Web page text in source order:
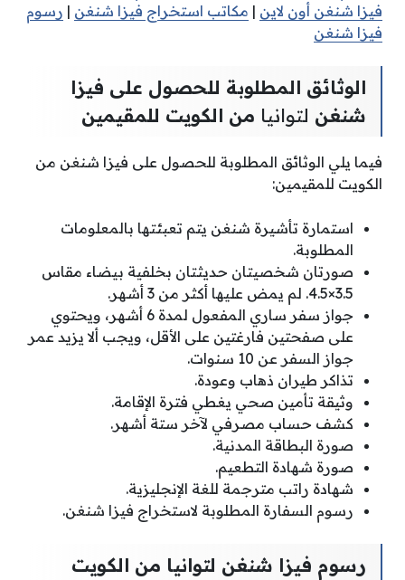
فيزا شنغن أون لاين | مكاتب استخراج فيزا شنغن | رسوم
فيزا شنغن
الوثائق المطلوبة للحصول على فيزا
شنغن لتوانيا من الكويت للمقيمين
فيما يلي الوثائق المطلوبة للحصول على فيزا شنغن من
الكويت للمقيمين:
استمارة تأشيرة شنغن يتم تعبئتها بالمعلومات
المطلوبة.
صورتان شخصيتان حديثتان بخلفية بيضاء مقاس
3.5×4.5. لم يمض عليها أكثر من 3 أشهر.
جواز سفر ساري المفعول لمدة 6 أشهر، ويحتوي
على صفحتين فارغتين على الأقل، ويجب ألا يزيد عمر
جواز السفر عن 10 سنوات.
تذاكر طيران ذهاب وعودة.
وثيقة تأمين صحي يغطي فترة الإقامة.
كشف حساب مصرفي لآخر ستة أشهر.
صورة البطاقة المدنية.
صورة شهادة التطعيم.
شهادة راتب مترجمة للغة الإنجليزية.
رسوم السفارة المطلوبة لاستخراج فيزا شنغن.
رسوم فيزا شنغن لتوانيا من الكويت